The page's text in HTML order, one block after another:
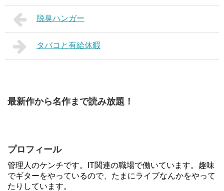
脱臭ハンガー
タバコと有給休暇
最新作から名作まで読み放題！
プロフィール
管理人のケンチです。IT関連の職場で働いています。趣味
でギターをやっているので、たまにライブなんかをやって
たりしています。